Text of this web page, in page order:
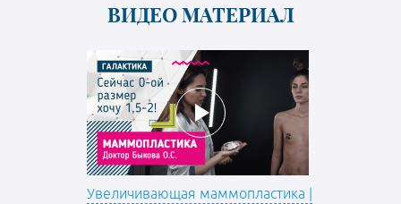
ВИДЕО МАТЕРИАЛ
Увеличивающая маммопластика |